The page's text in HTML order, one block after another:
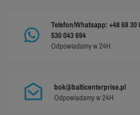
Telefon/Whatsapp: +48 68 30
530 043 694
Odpowiadamy w 24H
bok@balticenterprise.pl
Odpowiadamy w 24H